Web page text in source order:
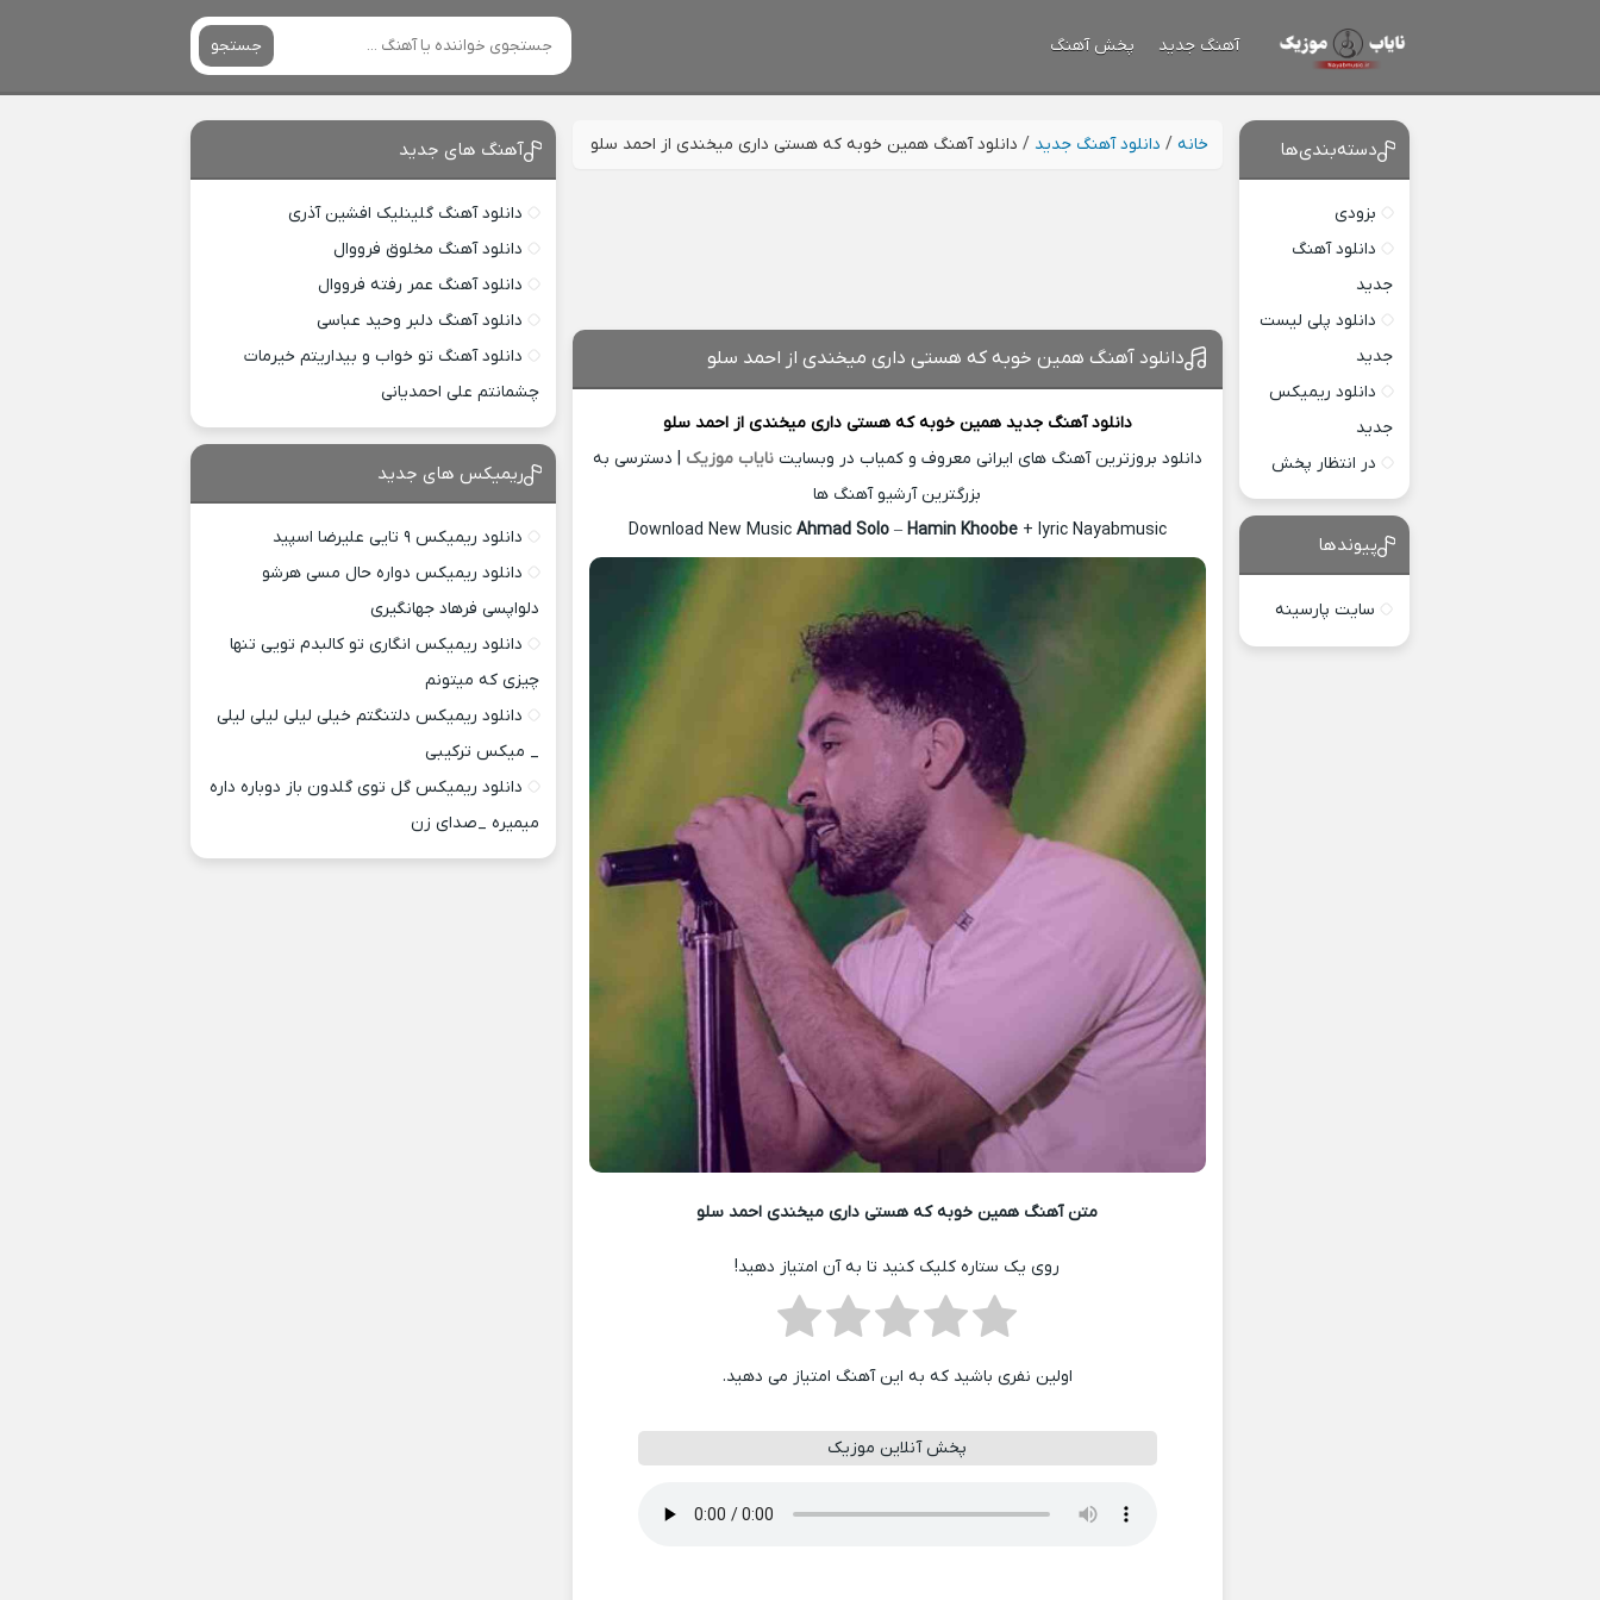
آهنگ جدید پخش آهنگ جستجو
خانه / دانلود آهنگ جدید / دانلود آهنگ همین خوبه که هستی داری میخندی از احمد سلو
دانلود آهنگ همین خوبه که هستی داری میخندی از احمد سلو
دانلود آهنگ جدید همین خوبه که هستی داری میخندی ازاحمد سلو
دانلود بروزترین آهنگ های ایرانی معروف و کمیاب در وبسایتنایاب موزیک | دسترسی به
بزرگترین آرشیو آهنگ ها
Download New Music Ahmad Solo– Hamin Khoobe+ lyric Nayabmusic
متن آهنگ همین خوبه که هستی داری میخندی احمد سلو
روی یک ستاره کلیک کنید تا به آن امتیاز دهید!
اولین نفری باشید که به این آهنگ امتیاز می دهید.
پخش آنلاین موزیک
دسته‌بندی‌ها
بزودی
دانلود آهنگ
جدید
دانلود پلی لیست
جدید
دانلود ریمیکس
جدید
در انتظار پخش
پیوندها
سایت پارسینه
آهنگ های جدید
دانلود آهنگ گلینلیک افشین آذری
دانلود آهنگ مخلوق فرووال
دانلود آهنگ عمر رفته فرووال
دانلود آهنگ دلبر وحید عباسی
دانلود آهنگ تو خواب و بیداریتم خیرمات
چشمانتم علی احمدیانی
ریمیکس های جدید
دانلود ریمیکس ۹ تایی علیرضا اسپید
دانلود ریمیکس دواره حال مسی هرشو
دلواپسی فرهاد جهانگیری
دانلود ریمیکس انگاری تو کالبدم تویی تنها
چیزی که میتونم
دانلود ریمیکس دلتنگتم خیلی لیلی لیلی لیلی
_ میکس ترکیبی
دانلود ریمیکس گل توی گلدون باز دوباره داره
میمیره _صدای زن